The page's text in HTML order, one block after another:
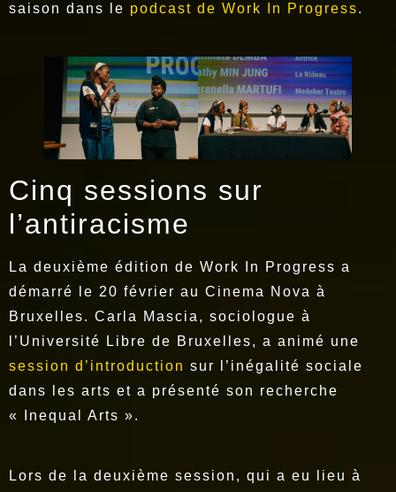
saison dans le podcast de Work In Progress.
Cinq sessions sur
l’antiracisme
La deuxième édition de Work In Progress a
démarré le 20 février au Cinema Nova à
Bruxelles. Carla Mascia, sociologue à
l’Université Libre de Bruxelles, a animé une
session d’introduction sur l’inégalité sociale
dans les arts et a présenté son recherche
« Inequal Arts ».
Lors de la deuxième session, qui a eu lieu à